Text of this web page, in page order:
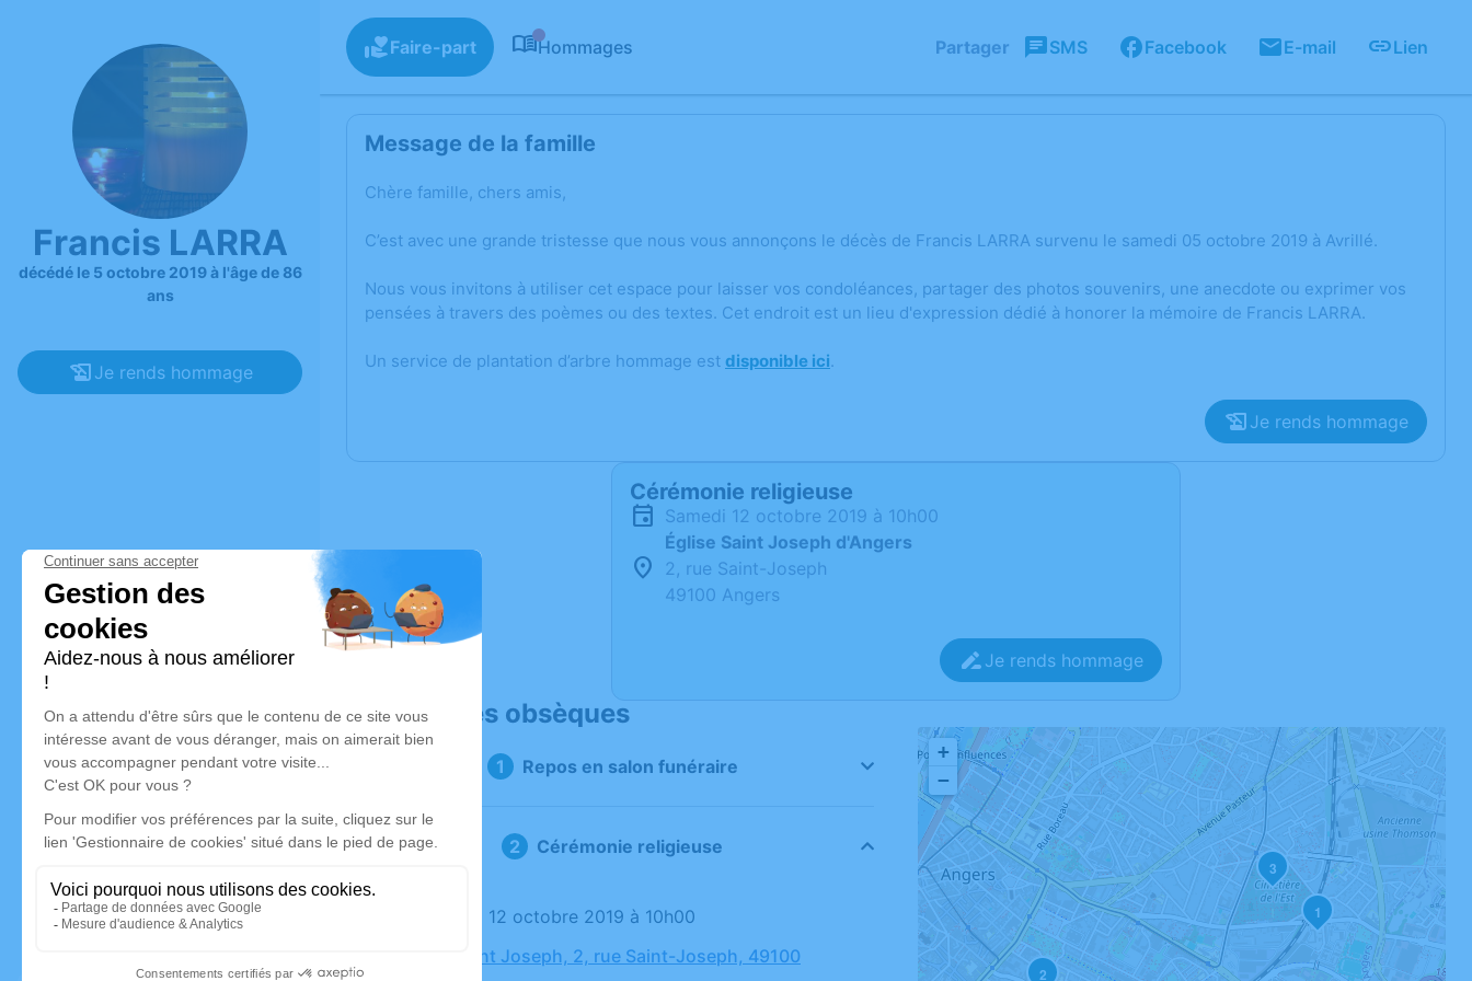
Francis LARRA
décédé le 5 octobre 2019 à l'âge de 86
ans
Je rends hommage
Faire-part Hommages Partager SMS Facebook E-mail Lien
Message de la famille
Chère famille, chers amis,
C’est avec une grande tristesse que nous vous annonçons le décès de Francis LARRA survenu le samedi 05 octobre 2019 à Avrillé.
Nous vous invitons à utiliser cet espace pour laisser vos condoléances, partager des photos souvenirs, une anecdote ou exprimer vos
pensées à travers des poèmes ou des textes. Cet endroit est un lieu d'expression dédié à honorer la mémoire de Francis LARRA.
Un service de plantation d’arbre hommage est disponible ici.
Je rends hommage
Cérémonie religieuse
samedi 12 octobre 2019 à 10h00
Église Saint Joseph d'Angers
2, rue Saint-Joseph
49100 Angers
Je rends hommage
Déroulé des obsèques
Repos en salon funéraire
Cérémonie religieuse
Le samedi 12 octobre 2019 à 10h00
Église Saint Joseph, 2, rue Saint-Joseph, 49100
1
2
3
+
−